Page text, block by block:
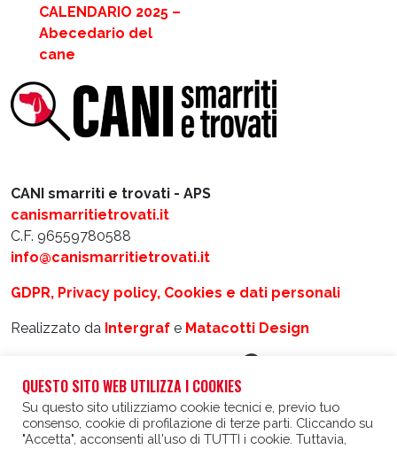
CANI smarriti e trovati - APS
canismarritietrovati.it
C.F. 96559780588
info@canismarritietrovati.it
GDPR, Privacy policy, Cookies e dati personali
Realizzato da Intergraf e Matacotti Design
CALENDARIO 2025 –
Abecedario del
cane
QUESTO SITO WEB UTILIZZA I COOKIES
Su questo sito utilizziamo cookie tecnici e, previo tuo
consenso, cookie di profilazione di terze parti. Cliccando su
"Accetta", acconsenti all'uso di TUTTI i cookie. Tuttavia,